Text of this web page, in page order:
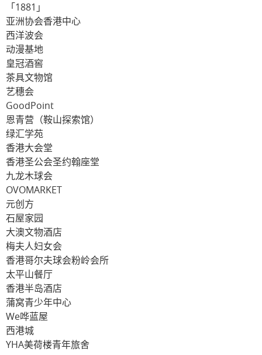
「1881」
亚洲协会香港中心
西洋波会
动漫基地
皇冠酒窖
茶具文物馆
艺穗会
GoodPoint
恩青营（鞍山探索馆）
绿汇学苑
香港大会堂
香港圣公会圣约翰座堂
九龙木球会
OVOMARKET
元创方
石屋家园
大澳文物酒店
梅夫人妇女会
香港哥尔夫球会粉岭会所
太平山餐厅
香港半岛酒店
蒲窝青少年中心
We哗蓝屋
西港城
YHA美荷楼青年旅舍